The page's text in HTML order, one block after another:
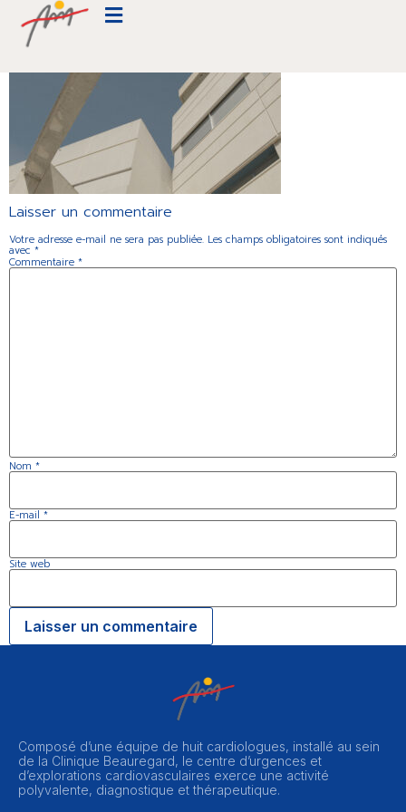
Cardiologie-Beauregard-vue-hopital
Laisser un commentaire
Votre adresse e-mail ne sera pas publiée. Les champs obligatoires sont indiqués
avec *
Commentaire *
Nom *
E-mail *
Site web
Composé d’une équipe de huit cardiologues, installé au sein
de la Clinique Beauregard, le centre d’urgences et
d’explorations cardiovasculaires exerce une activité
polyvalente, diagnostique et thérapeutique.